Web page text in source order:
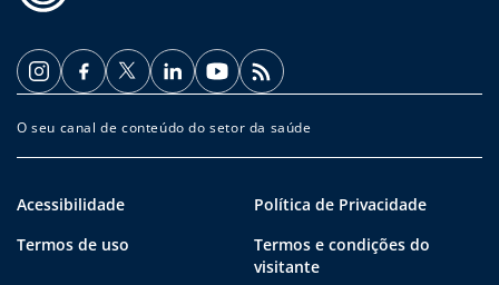
O seu canal de conteúdo do setor da saúde
Acessibilidade
Política de Privacidade
Termos de uso
Termos e condições do
visitante